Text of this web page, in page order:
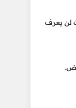
لن يعرف